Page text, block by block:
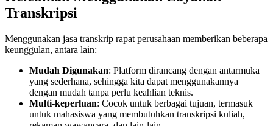
Transkripsi
Menggunakan jasa transkrip rapat perusahaan memberikan beberapa
keunggulan, antara lain:
Mudah Digunakan: Platform dirancang dengan antarmuka
yang sederhana, sehingga kita dapat menggunakannya
dengan mudah tanpa perlu keahlian teknis.
Multi-keperluan: Cocok untuk berbagai tujuan, termasuk
untuk mahasiswa yang membutuhkan transkripsi kuliah,